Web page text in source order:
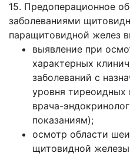
15. Предоперационное
заболеваниями
паращитовидной желез
выявление при
характерных
заболеваний с
уровня тиреоидных
врача-
показаниям);
осмотр области
щитовидной